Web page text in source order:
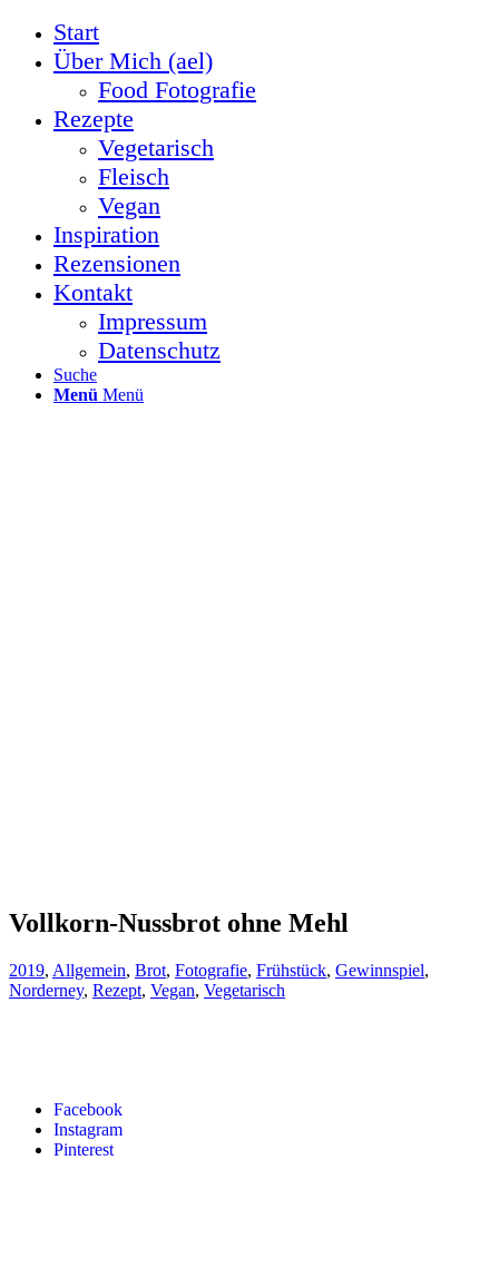
Start
Über Mich (ael)
Food Fotografie
Rezepte
Vegetarisch
Fleisch
Vegan
Inspiration
Rezensionen
Kontakt
Impressum
Datenschutz
Suche
Menü Menü
Facebook
Instagram
Pinterest
Vollkorn-Nussbrot ohne Mehl
2019, Allgemein, Brot, Fotografie, Frühstück, Gewinnspiel,
Norderney, Rezept, Vegan, Vegetarisch